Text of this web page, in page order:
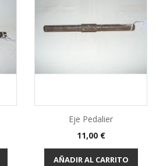
Eje Pedalier
Precio
11,00 €
AÑADIR AL CARRITO